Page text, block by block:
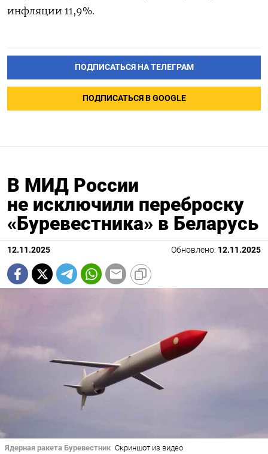
инфляции 11,9%.
ПОДПИСАТЬСЯ НА ТЕЛЕГРАМ
ПОДПИСАТЬСЯ В GOOGLE
В МИД России
не исключили переброску
«Буревестника» в Беларусь
12.11.2025 Обновлено: 12.11.2025
Ядерная ракета Буревестник Скриншот из видео